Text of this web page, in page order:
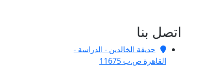
اتصل بنا
حديقة الخالدين - الدراسة -
القاهرة ص.ب 11675